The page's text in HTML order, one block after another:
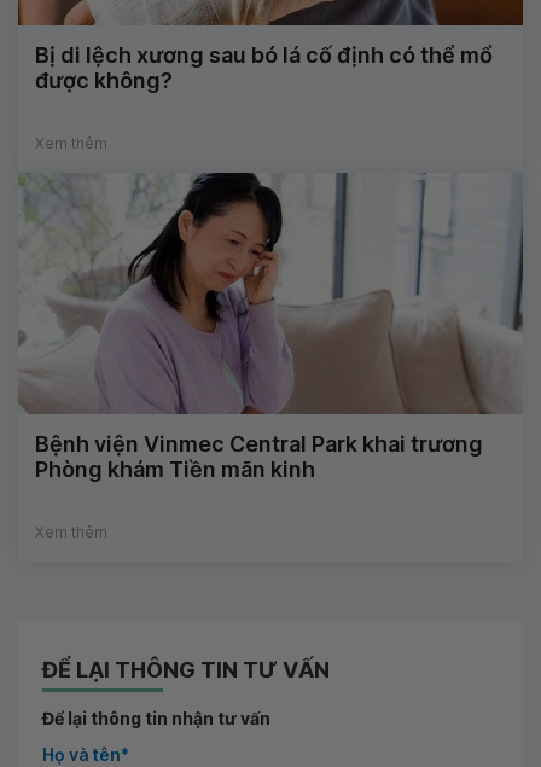
Bị di lệch xương sau bó lá cố định có thể mổ
được không?
Xem thêm
Bệnh viện Vinmec Central Park khai trương
Phòng khám Tiền mãn kinh
Xem thêm
ĐỂ LẠI THÔNG TIN TƯ VẤN
Để lại thông tin nhận tư vấn
Họ và tên*